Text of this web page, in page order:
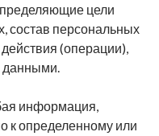
цели
состав персональных
(операции),
информация,
к определенному или